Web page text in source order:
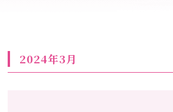
2024年3月